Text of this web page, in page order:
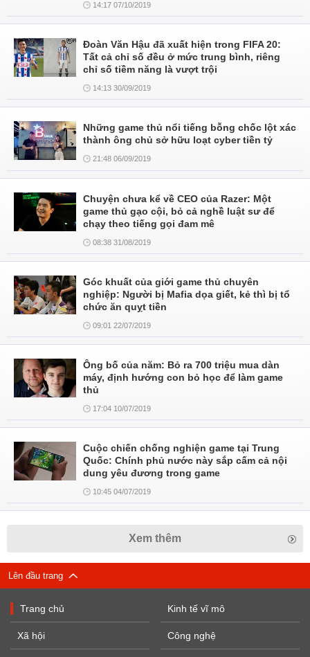
14:17 07/10/2019
Đoàn Văn Hậu đã xuất hiện trong FIFA 20:
Tất cả chỉ số đều ở mức trung bình, riêng
chỉ số tiềm năng là vượt trội
14:13 30/09/2019
Những game thủ nổi tiếng bỗng chốc lột xác
thành ông chủ sở hữu loạt cyber tiền tỷ
21:48 06/09/2019
Chuyện chưa kể về CEO của Razer: Một
game thủ gạo cội, bỏ cả nghề luật sư để
chạy theo tiếng gọi đam mê
08:38 31/08/2019
Góc khuất của giới game thủ chuyên
nghiệp: Người bị Mafia dọa giết, kẻ thì bị tổ
chức ăn quỵt tiền
09:01 22/07/2019
Ông bố của năm: Bỏ ra 700 triệu mua dàn
máy, định hướng con bỏ học để làm game
thủ
17:04 10/07/2019
Cuộc chiến chống nghiện game tại Trung
Quốc: Chính phủ nước này sắp cấm cả nội
dung yêu đương trong game
10:45 04/07/2019
Xem thêm
Lên đầu trang
Trang chủ
Xã hội
Kinh tế vĩ mô
Công nghệ